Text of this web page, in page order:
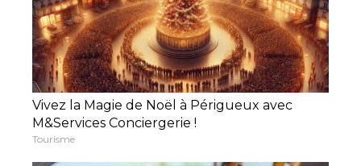
Vivez la Magie de Noël à Périgueux avec
M&Services Conciergerie !
Tourisme